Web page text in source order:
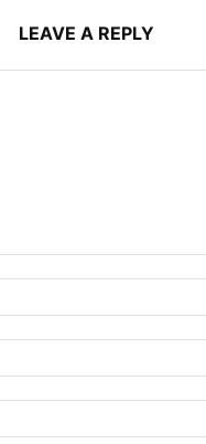
LEAVE A REPLY